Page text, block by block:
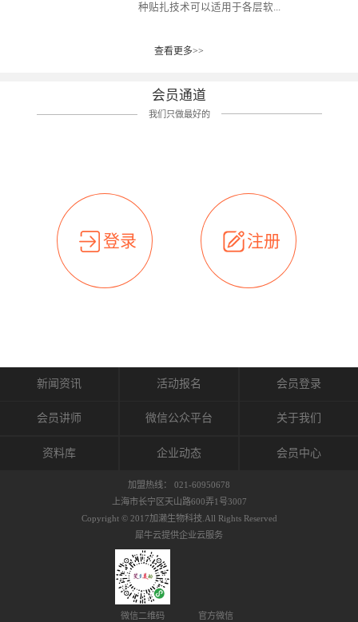
殊因素的影响下，有时还是会出现瘙痒过敏的
前后后居家近30天左右，感觉日子都日夜颠倒
痛影响走路。当天疼痛部贴了EDF和胃十字，膝
关节贴了半月板贴布。第2天第12肋部的EDF和
消失，贴布也没有出现进一步瘙痒过敏。而膝
关节的半月板贴布张力用的100%，但自始至终
它都很坚强的贴着，没有出现过任何瘙痒的迹
象。不同的条件下，同一个身体，不同的部位
皮肤的敏感度也有不同。因此我们KINESIO要做
的，是在研发生产过程中竭尽全力的降低致敏
原因，简单分为外因和内因。外因1，贴布贴布
括：1）面料的伸展率、回缩率、纤维的刺激
能会给皮肤带来过度的刺激，从而引起过敏瘙
力。 多作为细胞因子存在于皮肤表皮、真皮、
扎疗法）的效果是通过创造一个环境，使每种
以激发身体的自然愈合能力。 通常，药物会削
弱细胞因子的作用，单方面还会引起副作用的
的控制仍有许多未知。 细胞因子是一种酵素，
各种各样的酵素起着适当的作用，为细胞创造
了适合居住的环境。 在现代医学上，这种细胞
因子是一种酶的观点往往被否定，但在体内有
有毒细菌和无毒细菌，它们起着保持身体平衡
的作用。 Kinesio肌内效贴不像药物那样在短时
间传递适当的修复信息。可以收集各自所需的
因子级联；细胞因子的连锁反应）。 如果这种
者甚至提供不需要的物质。 因此，身体所需的
自然愈合能力不仅不能发挥作用，反而会造成
恶化的环境。Kinesio肌内效贴的作用，就是解
决这些问题。 KinesioTaping ® （Kinesio贴扎
疗法）的概念是空（空间），动（流动），冷
（抑制热的上升），为了实现这些，贴布的质
作出来。 特别地，Kinesio Medical
Tappling®（Kinesio医疗贴扎）通过从皮肤表面
长时间给予适...
种贴扎技术可以适用于各层软...
组织:肌肉，肌腱，韧带（主要围绕有问题的关
状，而是指贴布本身很重量，以及贴布刺激的
类型。贴布的应用充分利用了体内由间质液组
间，还可以在单片贴布上提供支持和深度刺
激。通过对间质液的适当控制，可以连接皮下
筋膜，对关节进行非常轻柔的刺激，增加患部
的治疗区域。 snowflake“雪花”贴布不会妨碍皮
肤上下左右运动，有效的辅助修复关节周围组
织的筋膜。它可以作用于关节或肌肉表面，释
放压力，刺激深层筋膜。“雪花”贴扎疗法是一
流体的空间构成的。如果作为脏器，这是人体
最大的脏器，约占体重的20%（相比之下，皮
内流通，有助于细胞的再生和恢复。“1”“雪花”
周围进行轻柔的刺激，改善受影响的关节和肌
到辅助修复损伤组织的作用。对组织的营养供
膜，韧带和关节周围皮下组织的关节囊。 流
体力学理论加濑博士-Kinesio肌内效贴布的发明
人流体力学理论是以对日常生活产生反复影响
的纤细筋膜的性质为焦点。 筋膜容易受到外部
查看更多>>
会员通道
我们只做最好的
登录 注册
新闻资讯 活动报名 会员登录
会员讲师 微信公众平台 关于我们
资料库 企业动态 会员中心
加盟热线： 021-60950678
上海市长宁区天山路600弄1号3007
Copyright © 2017加濑生物科技.All Rights Reserved
犀牛云提供企业云服务
微信二维码 官方微信